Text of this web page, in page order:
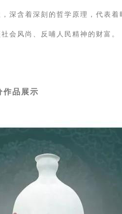
深含着深刻的哲学原理，代表
会风尚、反哺人民精神的财富。
作品展示